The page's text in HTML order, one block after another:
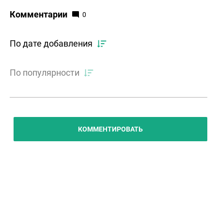
Комментарии 0
По дате добавления
По популярности
КОММЕНТИРОВАТЬ